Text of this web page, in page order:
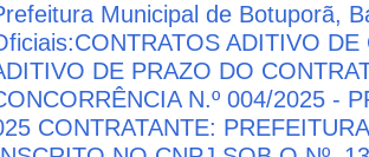
Municipal de Botuporã,
ADITIVO DE
DE PRAZO DO
N.º 004/2025 -
CONTRATANTE: